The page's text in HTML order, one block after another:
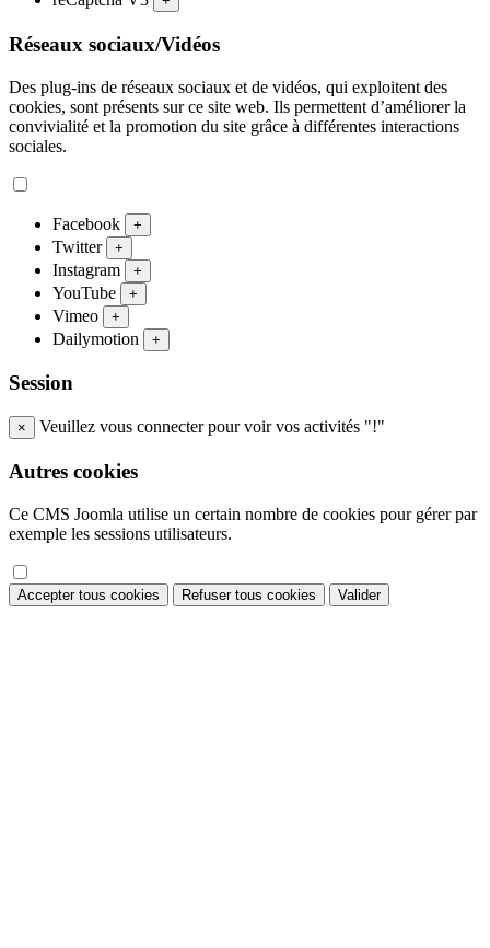
Réseaux sociaux/Vidéos
Des plug-ins de réseaux sociaux et de vidéos, qui exploitent des
cookies, sont présents sur ce site web. Ils permettent d’améliorer la
convivialité et la promotion du site grâce à différentes interactions
sociales.
Facebook +
Twitter +
Instagram +
YouTube +
Vimeo +
Dailymotion +
Session
× Veuillez vous connecter pour voir vos activités "!"
Autres cookies
Ce CMS Joomla utilise un certain nombre de cookies pour gérer par
exemple les sessions utilisateurs.
Accepter tous cookies Refuser tous cookies Valider